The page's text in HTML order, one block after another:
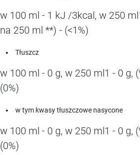
w 100 ml - 1 kJ /3kcal, w 250
na 250 ml **) - (<1%)
Tłuszcz
w 100 ml - 0 g, w 250 ml1 - 0 g,
(0%)
w tym kwasy tłuszczowe nasycone
w 100 ml - 0 g, w 250 ml1 - 0 g,
(0%)